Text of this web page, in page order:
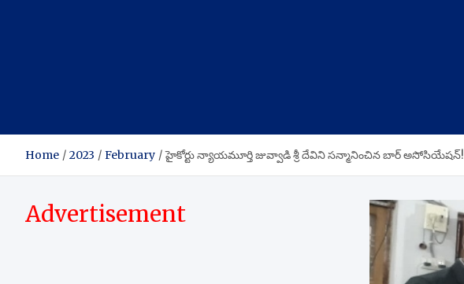
Home 2023 February హైకోర్టు న్యాయమూర్తి జువ్వాడి శ్రీ దేవిని సన్మానించిన బార్ అసోసియేషన్!
Advertisement